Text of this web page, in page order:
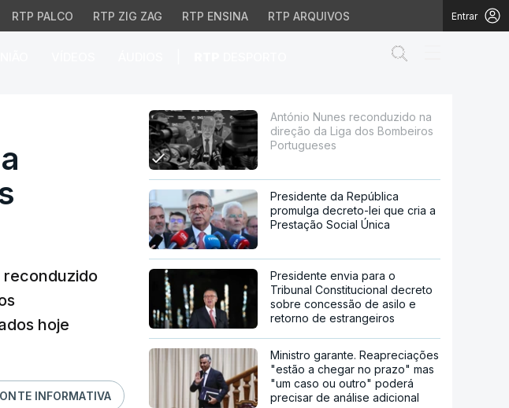
RTP PALCO RTP ZIG ZAG RTP ENSINA RTP ARQUIVOS Entrar
da Liga dos Bombeiros
reconduzido
hoje
INFORMATIVA
António Nunes reconduzido na
direção da Liga dos Bombeiros
Portugueses
Presidente da República
promulga decreto-lei que cria a
Prestação Social Única
Presidente envia para o
Tribunal Constitucional decreto
sobre concessão de asilo e
retorno de estrangeiros
Ministro garante. Reapreciações
"estão a chegar no prazo" mas
"um caso ou outro" poderá
precisar de análise adicional